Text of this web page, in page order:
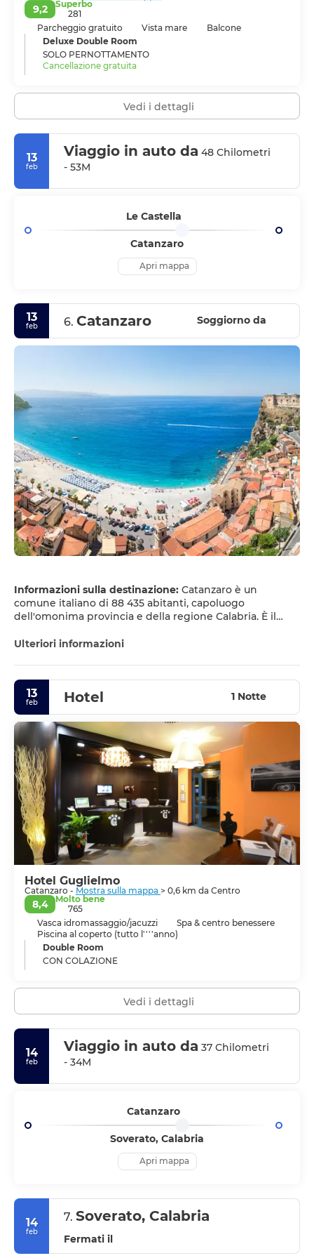
9,2
Superbo
281
Parcheggio gratuito
Vista mare
Balcone
Deluxe Double Room
SOLO PERNOTTAMENTO
Cancellazione gratuita
Vedi i dettagli
13
feb
Viaggio in auto da 48 Chilometri
- 53M
Le Castella
Catanzaro
Apri mappa
13
feb 6. Catanzaro Soggiorno da
Informazioni sulla destinazione: Catanzaro è un
comune italiano di 88 435 abitanti, capoluogo
dell'omonima provincia e della regione Calabria. È il
Ulteriori informazioni
13
feb Hotel 1 Notte
Hotel Guglielmo
Catanzaro - Mostra sulla mappa > 0,6 km da Centro
8,4
Molto bene
765
Vasca idromassaggio/jacuzzi
Spa & centro benessere
Piscina al coperto (tutto l''''anno)
Double Room
CON COLAZIONE
Vedi i dettagli
14
feb
Viaggio in auto da 37 Chilometri
- 34M
Catanzaro
Soverato, Calabria
Apri mappa
14
feb
7. Soverato, Calabria
Fermati il